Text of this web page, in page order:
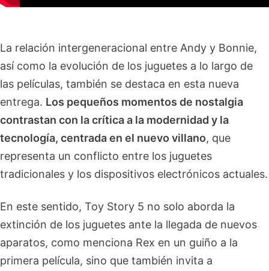
La relación intergeneracional entre Andy y Bonnie,
así como la evolución de los juguetes a lo largo de
las películas, también se destaca en esta nueva
entrega. Los pequeños momentos de nostalgia
contrastan con la crítica a la modernidad y la
tecnología, centrada en el nuevo villano, que
representa un conflicto entre los juguetes
tradicionales y los dispositivos electrónicos actuales.
En este sentido, Toy Story 5 no solo aborda la
extinción de los juguetes ante la llegada de nuevos
aparatos, como menciona Rex en un guiño a la
primera película, sino que también invita a